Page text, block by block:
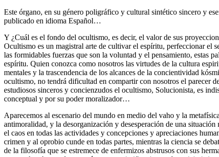
Este órgano, en su género poligráfico y cultural sintético sincero y
publicado en idioma Español…
Y ¿Cuál es el fondo del ocultismo, es decir, el valor de sus
Ocultismo es un magistral arte de cultivar el espíritu, perfeccionar el
las formidables fuerzas que son la voluntad y el pensamiento, estas
espíritu. Quien conozca como nosotros las virtudes de la cultura
mentales y la trascendencia de los alcances de la concientividad
ocultismo, no tendrá dificultad en compartir con nosotros el parecer
estudiosos sinceros y concienzudos el ocultismo, Solucionista, es
conceptual y por su poder moralizador…
Aparecemos al escenario del mundo en medio del vaho y la
antimoralidad, y la desorganización y desesperación de una
el caos en todas las actividades y concepciones y apreciaciones
crimen y al oprobio cunde en todas partes, mientras la ciencia se
de la filosofía que se estremece de enfermizos abstrusos con sus